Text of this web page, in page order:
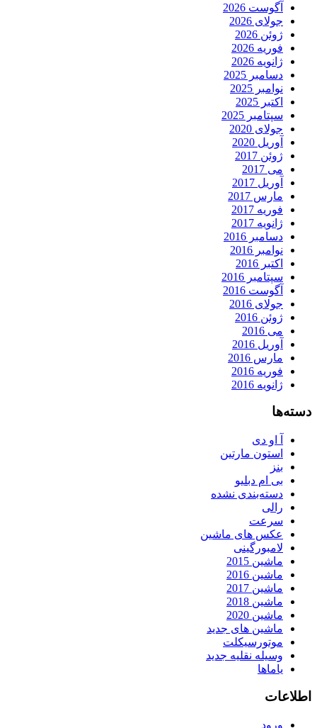
آگوست 2026
جولای 2026
ژوئن 2026
فوریه 2026
ژانویه 2026
دسامبر 2025
نوامبر 2025
اکتبر 2025
سپتامبر 2025
جولای 2020
آوریل 2020
ژوئن 2017
می 2017
آوریل 2017
مارس 2017
فوریه 2017
ژانویه 2017
دسامبر 2016
نوامبر 2016
اکتبر 2016
سپتامبر 2016
آگوست 2016
جولای 2016
ژوئن 2016
می 2016
آوریل 2016
مارس 2016
فوریه 2016
ژانویه 2016
دسته‌ها
آ او دی
استون مارتین
بنز
بی ام دبلیو
دسته‌بندی نشده
رالی
سرعت
عکس های ماشین
لامبورگینی
ماشین 2015
ماشین 2016
ماشین 2017
ماشین 2018
ماشین 2020
ماشین های جدید
موتورسیکلت
وسیله نقلیه جدید
یاماها
اطلاعات
ورود